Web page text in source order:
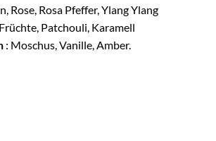
Rose, Rosa Pfeffer, Ylang Ylang
Patchouli, Karamell
: Moschus, Vanille, Amber.